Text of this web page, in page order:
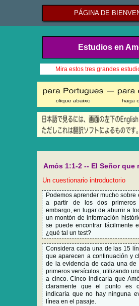
PÁGINA DE
Estudios en
Mira estos tres grandes
Amós 1:1-2 -- El Señor que
Un cuestionario introductorio
Podemos aprender mucho sobre
a partir de los dos primeros
embargo, en lugar de aburrir a
un montón de información
se puede encontrar fácilmente
¿qué tal un test?
Considera cada una de las 15
que aparecen a continuación y
de la evidencia de cada una de
primeros versículos, utilizando
a cinco. Cinco indicaría que
claramente que el punto es
indicaría que no hay ninguna
línea en el pasaje.